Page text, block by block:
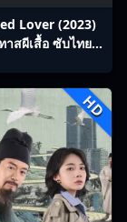
Lover (2023)
าสผีเสื้อ ซับไทย
HD